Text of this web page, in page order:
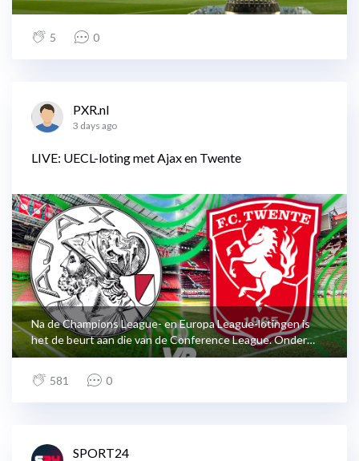
5 0
PXR.nl
3 days ago
LIVE: UECL-loting met Ajax en Twente
Na de Champions League- en Europa League-lotingen is
het de beurt aan die van de Conference League. Onder
meer Ajax en FC Twente gaan vanaf 14.00 uur de koker in
en krijgen meer duidelijkheid over de eventuele
tegenstanders in de play-offs. VoetbalPrimeur doet live
verslag van alle ontwikkelingen.
581 0
SPORT24